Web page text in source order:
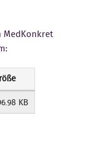
MedKonkret
KB